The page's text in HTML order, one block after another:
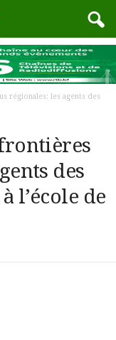
régionales: les agents des
des
l’école de